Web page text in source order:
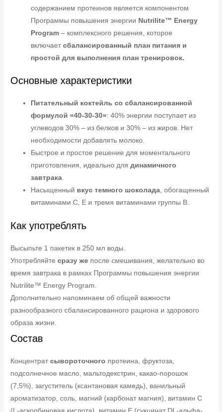
содержанием протеинов является компонентом
Программы повышения энергии Nutrilite™ Energy
Program – комплексного решения, которое
включаетсбалансированный план питания и
простой для выполнения план тренировок.
Основные характеристики
Питательный коктейль со сбалансированной
формулой «40-30-30»: 40% энергии поступает из
углеводов 30% – из белков и 30% – из жиров. Нет
необходимости добавлять молоко.
Быстрое и простое решение для моментального
приготовления, идеально длядинамичного
завтрака.
Насыщенный вкус темного шоколада, обогащенный
витаминами C, E и тремя витаминами группы B.
Как употреблять
Высыпьте 1 пакетик в 250 мл воды.
Употребляйтесразу же после смешивания, желательно во
время завтрака в рамках Программы повышения энергии
Nutrilite™ Energy Program.
Дополнительно напоминаем об общей важности
разнообразного сбалансированного рациона и здорового
образа жизни.
Состав
Концентратсывороточного протеина, фруктоза,
подсолнечное масло, мальтодекстрин, какао-порошок
(7,5%), загуститель (ксантановая камедь), ванильный
ароматизатор, соль, магний (карбонат магния), витамин С